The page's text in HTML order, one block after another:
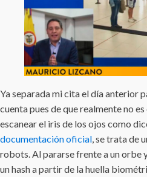
Ya separada mi cita el día anterior
cuenta pues de que realmente no
escanear el iris de los ojos como
documentación oficial, se trata de
robots. Al pararse frente a un orbe
un hash a partir de la huella